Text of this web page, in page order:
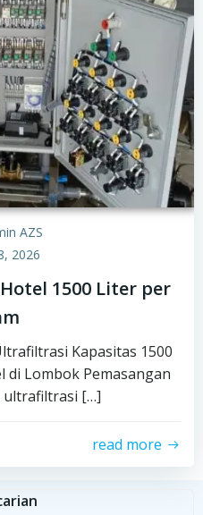
AZS
2026
1500 Liter per
Kapasitas 1500
di Lombok Pemasangan
ultrafiltrasi […]
read more